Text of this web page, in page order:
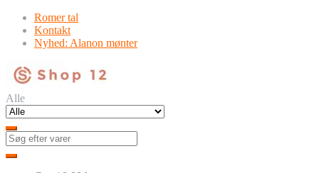
Skip
navigation
Skip
content
Romer tal
Kontakt
Nyhed: Alanon mønter
Alle